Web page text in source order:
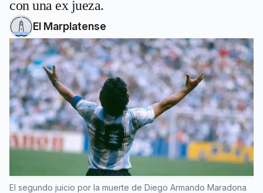
con una ex jueza.
El Marplatense
El segundo juicio por la muerte de Diego Armando Maradona